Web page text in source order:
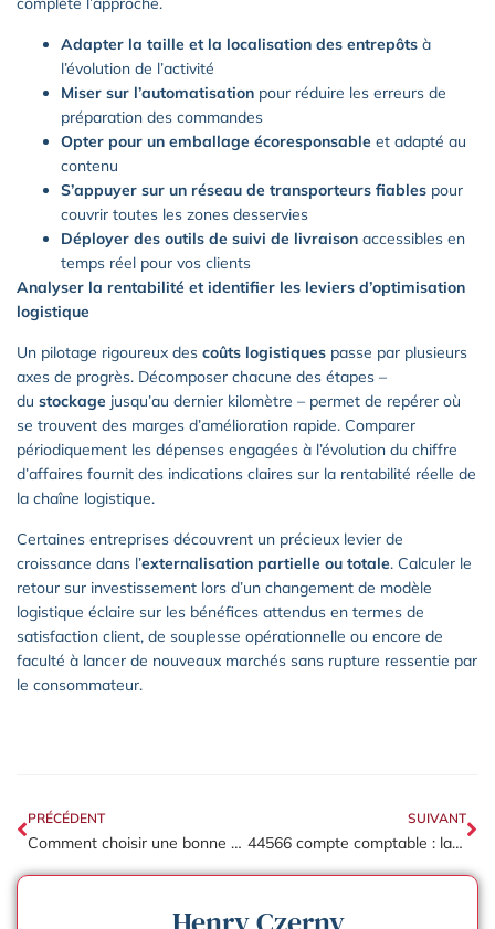
Adapter la taille et la localisation des entrepôts à
l’évolution de l’activité
Miser sur l’automatisation pour réduire les erreurs de
préparation des commandes
Opter pour un emballage écoresponsable et adapté au
contenu
S’appuyer sur un réseau de transporteurs fiables pour
couvrir toutes les zones desservies
Déployer des outils de suivi de livraison accessibles en
temps réel pour vos clients
Analyser la rentabilité et identifier les leviers d’optimisation
logistique
Un pilotage rigoureux des coûts logistiques passe par plusieurs
axes de progrès. Décomposer chacune des étapes –
du stockage jusqu’au dernier kilomètre – permet de repérer où
se trouvent des marges d’amélioration rapide. Comparer
périodiquement les dépenses engagées à l’évolution du chiffre
d’affaires fournit des indications claires sur la rentabilité réelle de
la chaîne logistique.
Certaines entreprises découvrent un précieux levier de
croissance dans l’externalisation partielle ou totale. Calculer le
retour sur investissement lors d’un changement de modèle
logistique éclaire sur les bénéfices attendus en termes de
satisfaction client, de souplesse opérationnelle ou encore de
faculté à lancer de nouveaux marchés sans rupture ressentie par
le consommateur.
PRÉCÉDENT
Comment choisir une bonne entreprise de débarras de maison ?
SUIVANT
44566 compte comptable : la méthode à suivre pour éviter les erreurs courantes